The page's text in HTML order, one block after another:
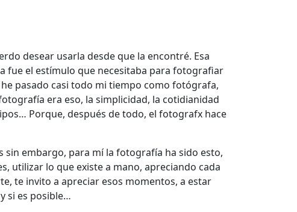
desear usarla desde que la encontré. Esa
fue el estímulo que necesitaba para fotografiar
pasado casi todo mi tiempo como fotógrafa,
era eso, la simplicidad, la cotidianidad
Porque, después de todo, el fotografx hace
embargo, para mí la fotografía ha sido esto,
utilizar lo que existe a mano, apreciando cada
te invito a apreciar esos momentos, a estar
si es posible…